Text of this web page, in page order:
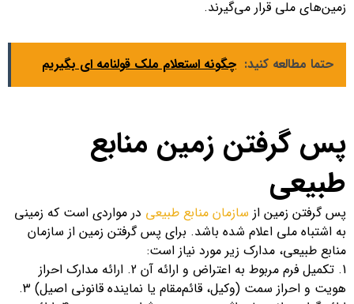
زمین‌های ملی قرار می‌گیرند.
حتما مطالعه کنید: چگونه استعلام ملک قولنامه ای بگیریم
پس گرفتن زمین منابع
طبیعی
پس گرفتن زمین از سازمان منابع طبیعی در مواردی است که زمینی
به اشتباه ملی اعلام شده باشد. برای پس گرفتن زمین از سازمان
منابع طبیعی، مدارک زیر مورد نیاز است:
1. تکمیل فرم مربوط به اعتراض و ارائه آن 2. ارائه مدارک احراز
هویت و احراز سمت (وکیل، قائم‌مقام یا نماینده قانونی اصیل) 3.